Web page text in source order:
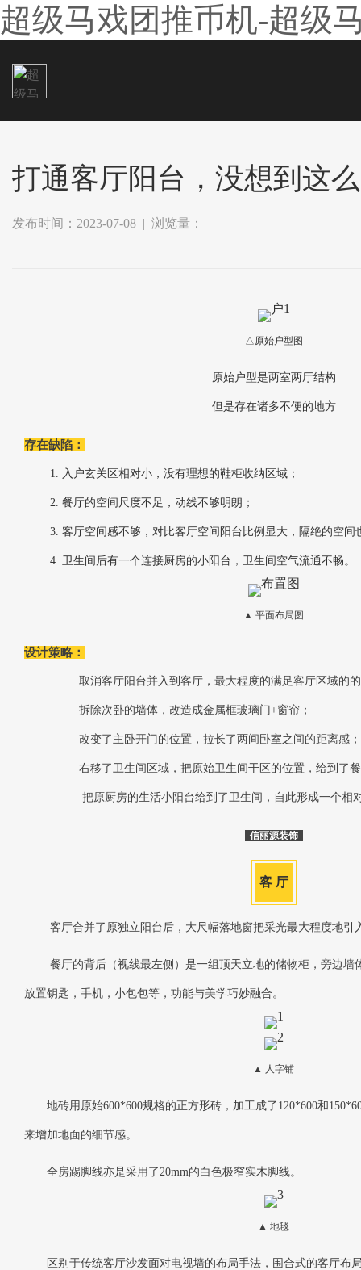
超级马戏团推币机-超级
打通客厅阳台，没想到这
发布时间：2023-07-08 | 浏览量：
△原始户型图
原始户型是两室两厅结构
但是存在诸多不便的地方
存在缺陷：
1. 入户玄关区相对小，没有理想的鞋柜收纳区域；
2. 餐厅的空间尺度不足，动线不够明朗；
3. 客厅空间感不够，对比客厅空间阳台比例显大，隔绝的空
4. 卫生间后有一个连接厨房的小阳台，卫生间空气流通不畅。
▲ 平面布局图
设计策略：
取消客厅阳台并入到客厅，最大程度的满足客厅区域的
拆除次卧的墙体，改造成金属框玻璃门+窗帘；
改变了主卧开门的位置，拉长了两间卧室之间的距离感；
右移了卫生间区域，把原始卫生间干区的位置，给到了
把原厨房的生活小阳台给到了卫生间，自此形成一个相
信丽源装饰
客 厅
客厅合并了原独立阳台后，大尺幅落地窗把采光最大程度地引
餐厅的背后（视线最左侧）是一组顶天立地的储物柜，旁边墙
放置钥匙，手机，小包包等，功能与美学巧妙融合。
▲ 人字铺
地砖用原始600*600规格的正方形砖，加工成了120*600和
来增加地面的细节感。
全房踢脚线亦是采用了20mm的白色极窄实木脚线。
▲ 地毯
区别于传统客厅沙发面对电视墙的布局手法，围合式的客厅布